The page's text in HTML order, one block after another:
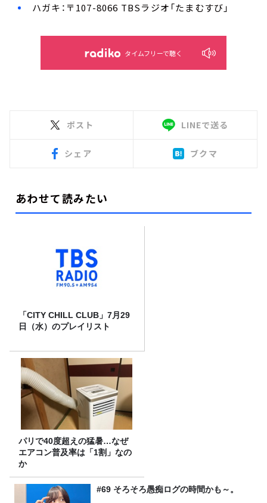
ハガキ：〒107-8066 TBSラジオ「たまむすび」
タイムフリーで聴く
ポスト LINEで送る
シェア ブクマ
あわせて読みたい
「CITY CHILL CLUB」7月29
日（水）のプレイリスト
パリで40度超えの猛暑…なぜ
エアコン普及率は「1割」なの
か
#69 そろそろ愚痴ログの時間かも～。